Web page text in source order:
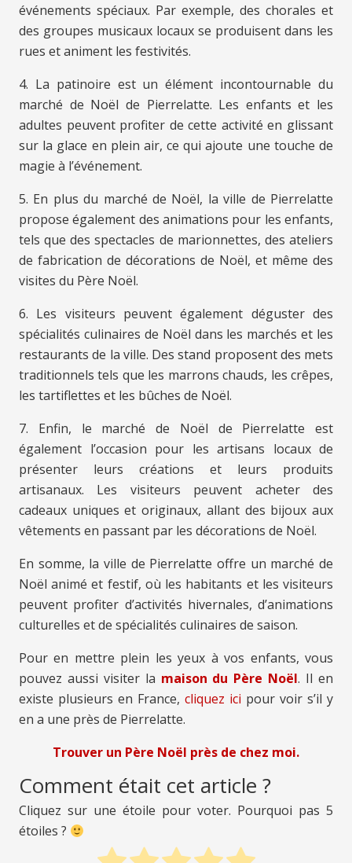
événements spéciaux. Par exemple, des chorales et
des groupes musicaux locaux se produisent dans les
rues et animent les festivités.
4. La patinoire est un élément incontournable du
marché de Noël de Pierrelatte. Les enfants et les
adultes peuvent profiter de cette activité en glissant
sur la glace en plein air, ce qui ajoute une touche de
magie à l’événement.
5. En plus du marché de Noël, la ville de Pierrelatte
propose également des animations pour les enfants,
tels que des spectacles de marionnettes, des ateliers
de fabrication de décorations de Noël, et même des
visites du Père Noël.
6. Les visiteurs peuvent également déguster des
spécialités culinaires de Noël dans les marchés et les
restaurants de la ville. Des stand proposent des mets
traditionnels tels que les marrons chauds, les crêpes,
les tartiflettes et les bûches de Noël.
7. Enfin, le marché de Noël de Pierrelatte est
également l’occasion pour les artisans locaux de
présenter leurs créations et leurs produits
artisanaux. Les visiteurs peuvent acheter des
cadeaux uniques et originaux, allant des bijoux aux
vêtements en passant par les décorations de Noël.
En somme, la ville de Pierrelatte offre un marché de
Noël animé et festif, où les habitants et les visiteurs
peuvent profiter d’activités hivernales, d’animations
culturelles et de spécialités culinaires de saison.
Pour en mettre plein les yeux à vos enfants, vous
pouvez aussi visiter la maison du Père Noël. Il en
existe plusieurs en France, cliquez ici pour voir s’il y
en a une près de Pierrelatte.
Trouver un Père Noël près de chez moi.
Comment était cet article ?
Cliquez sur une étoile pour voter. Pourquoi pas 5
étoiles ?